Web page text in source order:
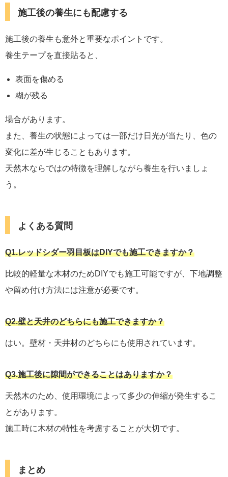
施工後の養生にも配慮する
施工後の養生も意外と重要なポイントです。
養生テープを直接貼ると、
表面を傷める
糊が残る
場合があります。
また、養生の状態によっては一部だけ日光が当たり、色の
変化に差が生じることもあります。
天然木ならではの特徴を理解しながら養生を行いましょ
う。
よくある質問
Q1.レッドシダー羽目板はDIYでも施工できますか？
比較的軽量な木材のためDIYでも施工可能ですが、下地調整
や留め付け方法には注意が必要です。
Q2.壁と天井のどちらにも施工できますか？
はい。壁材・天井材のどちらにも使用されています。
Q3.施工後に隙間ができることはありますか？
天然木のため、使用環境によって多少の伸縮が発生するこ
とがあります。
施工時に木材の特性を考慮することが大切です。
まとめ